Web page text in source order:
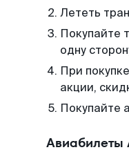
Лететь
Покупайте
одну
При
акции,
Покупайте
Авиабилеты